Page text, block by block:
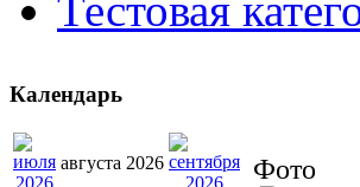
Тестовая
Фото
Календарь
августа 2026